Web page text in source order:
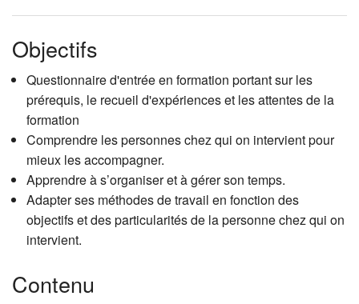
Objectifs
Questionnaire d'entrée en formation portant sur les
prérequis, le recueil d'expériences et les attentes de la
formation
Comprendre les personnes chez qui on intervient pour
mieux les accompagner.
Apprendre à s’organiser et à gérer son temps.
Adapter ses méthodes de travail en fonction des
objectifs et des particularités de la personne chez qui on
intervient.
Contenu